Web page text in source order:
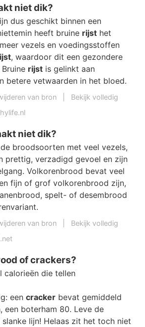
niet dik?
dus geschikt binnen een
heeft bruine rijst het
vezels en voedingsstoffen
, waardoor dit een gezondere
rijst is gelinkt aan
betere vetwaarden in het bloed.
van bron
Bekijk volledig
niet dik?
broodsoorten met veel vezels,
prettig, verzadigd gevoel en zijn
Volkorenbrood bevat veel
fijn of grof volkorenbrood zijn,
spelt- of desembrood
van bron
Bekijk volledig
of crackers?
calorieën die tellen
een cracker bevat gemiddeld
een boterham 80. Leve de
lijn! Helaas zit het toch niet